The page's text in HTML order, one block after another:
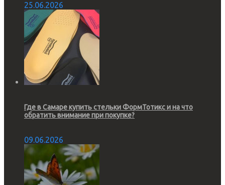
25.06.2026
Где в Самаре купить стельки ФормТотикс и на что
обратить внимание при покупке?
09.06.2026